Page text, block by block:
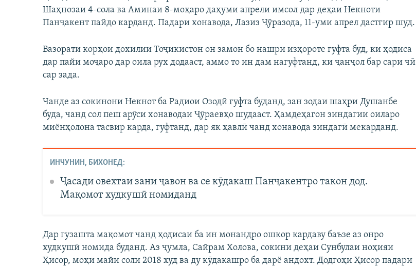
Шаҳнозаи 4-сола ва Аминаи 8-моҳаро даҳуми апрели имсол дар деҳаи Некноти
Панҷакент пайдо карданд. Падари хонавода, Лазиз Ҷӯразода, 11-уми апрел дастгир шуд.
Вазорати корҳои дохилии Тоҷикистон он замон бо нашри изҳороте гуфта буд, ки ҳодиса
дар пайи моҷаро дар оила рух додааст, аммо то ин дам нагуфтанд, ки ҷанҷол бар сари чӣ
сар зада.
Чанде аз сокинони Некнот ба Радиои Озодӣ гуфта буданд, зан зодаи шаҳри Душанбе
буда, чанд сол пеш арӯси хонаводаи Ҷӯраевҳо шудааст. Ҳамдеҳагон зиндагии оиларо
миёнҳолона тасвир карда, гуфтанд, дар як ҳавлӣ чанд хонавода зиндагӣ мекарданд.
ИНЧУНИН, БИХОНЕД:
Ҷасади овехтаи зани ҷавон ва се кӯдакаш Панҷакентро такон дод.
Мақомот худкушӣ номиданд
Дар гузашта мақомот чанд ҳодисаи ба ин монандро ошкор кардаву баъзе аз онро
худкушӣ номида буданд. Аз ҷумла, Сайрам Холова, сокини деҳаи Сунбулаи ноҳияи
Ҳисор, моҳи майи соли 2018 худ ва ду кӯдакашро ба дарё андохт. Додгоҳи Ҳисор падари